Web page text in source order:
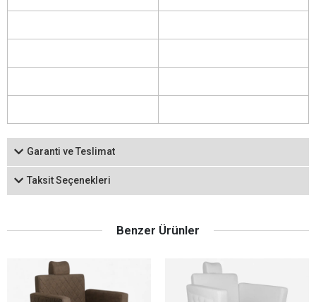
Garanti ve Teslimat
Taksit Seçenekleri
Benzer Ürünler